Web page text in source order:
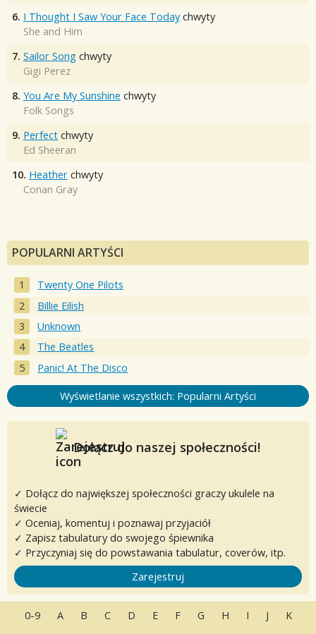
6. I Thought I Saw Your Face Today chwyty
She and Him
7. Sailor Song chwyty
Gigi Perez
8. You Are My Sunshine chwyty
Folk Songs
9. Perfect chwyty
Ed Sheeran
10. Heather chwyty
Conan Gray
POPULARNI ARTYŚCI
Twenty One Pilots
Billie Eilish
Unknown
The Beatles
Panic! At The Disco
Wyświetlanie wszystkich: Popularni Artyści
Dołącz do naszej społeczności!
✓ Dołącz do największej społeczności graczy ukulele na
świecie
✓ Oceniaj, komentuj i poznawaj przyjaciół
✓ Zapisz tabulatury do swojego śpiewnika
✓ Przyczyniaj się do powstawania tabulatur, coverów, itp.
Zarejestruj
0-9 A B C D E F G H I J K